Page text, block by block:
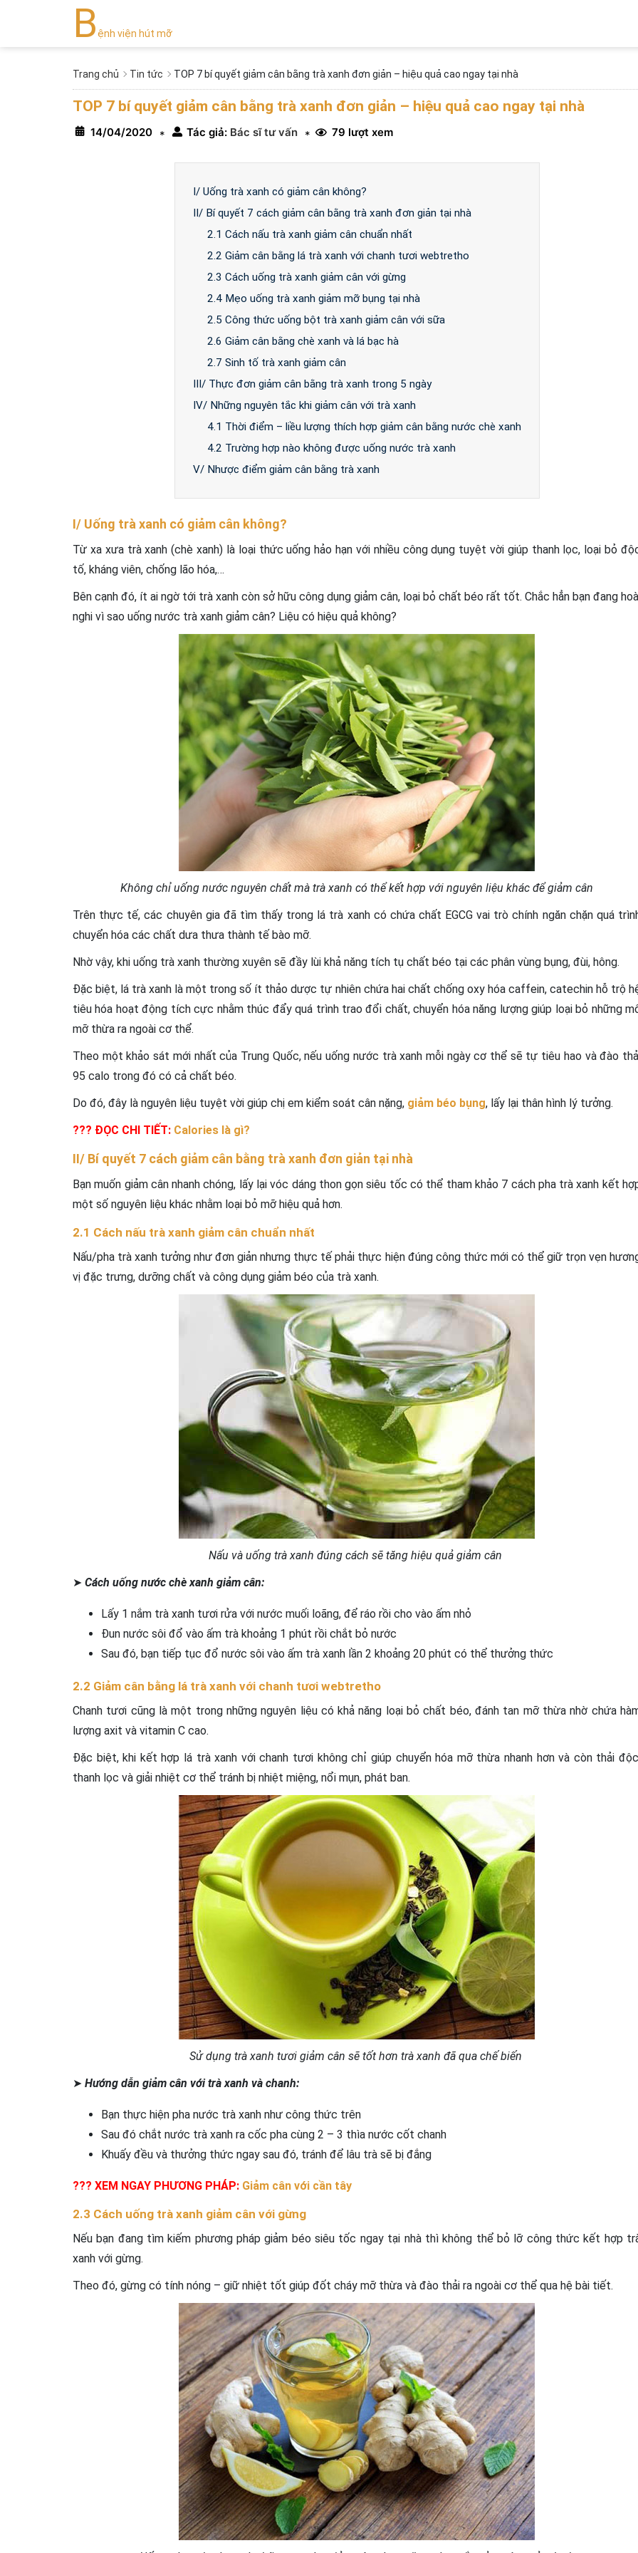
Bệnh viện hút mỡ
Trang chủ Tin tức TOP 7 bí quyết giảm cân bằng trà xanh đơn giản – hiệu quả cao ngay tại nhà
TOP 7 bí quyết giảm cân bằng trà xanh đơn giản – hiệu quả cao ngay tại nhà
14/04/2020 * Tác giả: Bác sĩ tư vấn * 79 lượt xem
I/ Uống trà xanh có giảm cân không?
II/ Bí quyết 7 cách giảm cân bằng trà xanh đơn giản tại nhà
2.1 Cách nấu trà xanh giảm cân chuẩn nhất
2.2 Giảm cân bằng lá trà xanh với chanh tươi webtretho
2.3 Cách uống trà xanh giảm cân với gừng
2.4 Mẹo uống trà xanh giảm mỡ bụng tại nhà
2.5 Công thức uống bột trà xanh giảm cân với sữa
2.6 Giảm cân bằng chè xanh và lá bạc hà
2.7 Sinh tố trà xanh giảm cân
III/ Thực đơn giảm cân bằng trà xanh trong 5 ngày
IV/ Những nguyên tắc khi giảm cân với trà xanh
4.1 Thời điểm – liều lượng thích hợp giảm cân bằng nước chè xanh
4.2 Trường hợp nào không được uống nước trà xanh
V/ Nhược điểm giảm cân bằng trà xanh
I/ Uống trà xanh có giảm cân không?
Từ xa xưa trà xanh (chè xanh) là loại thức uống hảo hạn với nhiều công dụng tuyệt vời giúp thanh lọc, loại bỏ
tố, kháng viên, chống lão hóa,…
Bên cạnh đó, ít ai ngờ tới trà xanh còn sở hữu công dụng giảm cân, loại bỏ chất béo rất tốt. Chắc hẳn bạn đang
nghi vì sao uống nước trà xanh giảm cân? Liệu có hiệu quả không?
Không chỉ uống nước nguyên chất mà trà xanh có thể kết hợp với nguyên liệu khác để giảm cân
Trên thực tế, các chuyên gia đã tìm thấy trong lá trà xanh có chứa chất EGCG vai trò chính ngăn chặn quá
chuyển hóa các chất dưa thưa thành tế bào mỡ.
Nhờ vậy, khi uống trà xanh thường xuyên sẽ đầy lùi khả năng tích tụ chất béo tại các phân vùng bụng, đùi, hông.
Đặc biệt, lá trà xanh là một trong số ít thảo dược tự nhiên chứa hai chất chống oxy hóa caffein, catechin hỗ trộ
tiêu hóa hoạt động tích cực nhằm thúc đẩy quá trình trao đổi chất, chuyển hóa năng lượng giúp loại bỏ những
mỡ thừa ra ngoài cơ thể.
Theo một khảo sát mới nhất của Trung Quốc, nếu uống nước trà xanh mỗi ngày cơ thể sẽ tự tiêu hao và đào
95 calo trong đó có cả chất béo.
Do đó, đây là nguyên liệu tuyệt vời giúp chị em kiểm soát cân nặng, giảm béo bụng, lấy lại thân hình lý tưởng.
??? ĐỌC CHI TIẾT: Calories là gì?
II/ Bí quyết 7 cách giảm cân bằng trà xanh đơn giản tại nhà
Bạn muốn giảm cân nhanh chóng, lấy lại vóc dáng thon gọn siêu tốc có thể tham khảo 7 cách pha trà xanh kết
một số nguyên liệu khác nhằm loại bỏ mỡ hiệu quả hơn.
2.1 Cách nấu trà xanh giảm cân chuẩn nhất
Nấu/pha trà xanh tưởng như đơn giản nhưng thực tế phải thực hiện đúng công thức mới có thể giữ trọn vẹn
vị đặc trưng, dưỡng chất và công dụng giảm béo của trà xanh.
Nấu và uống trà xanh đúng cách sẽ tăng hiệu quả giảm cân
➤ Cách uống nước chè xanh giảm cân:
Lấy 1 nắm trà xanh tươi rửa với nước muối loãng, để ráo rồi cho vào ấm nhỏ
Đun nước sôi đổ vào ấm trà khoảng 1 phút rồi chắt bỏ nước
Sau đó, bạn tiếp tục đổ nước sôi vào ấm trà xanh lần 2 khoảng 20 phút có thể thưởng thức
2.2 Giảm cân bằng lá trà xanh với chanh tươi webtretho
Chanh tươi cũng là một trong những nguyên liệu có khả năng loại bỏ chất béo, đánh tan mỡ thừa nhờ chứa
lượng axit và vitamin C cao.
Đặc biệt, khi kết hợp lá trà xanh với chanh tươi không chỉ giúp chuyển hóa mỡ thừa nhanh hơn và còn thải
thanh lọc và giải nhiệt cơ thể tránh bị nhiệt miệng, nổi mụn, phát ban.
Sử dụng trà xanh tươi giảm cân sẽ tốt hơn trà xanh đã qua chế biến
➤ Hướng dẫn giảm cân với trà xanh và chanh:
Bạn thực hiện pha nước trà xanh như công thức trên
Sau đó chắt nước trà xanh ra cốc pha cùng 2 – 3 thìa nước cốt chanh
Khuấy đều và thưởng thức ngay sau đó, tránh để lâu trà sẽ bị đắng
??? XEM NGAY PHƯƠNG PHÁP: Giảm cân với cần tây
2.3 Cách uống trà xanh giảm cân với gừng
Nếu bạn đang tìm kiếm phương pháp giảm béo siêu tốc ngay tại nhà thì không thể bỏ lỡ công thức kết hợp
xanh với gừng.
Theo đó, gừng có tính nóng – giữ nhiệt tốt giúp đốt cháy mỡ thừa và đào thải ra ngoài cơ thể qua hệ bài tiết.